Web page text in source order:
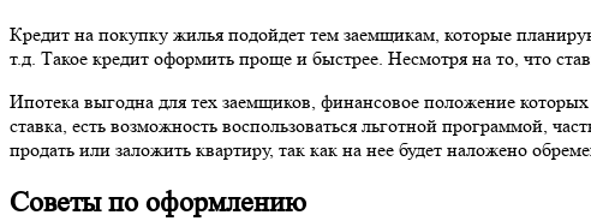
Кредит на покупку жилья подойдет тем заемщикам, которые
т.д. Такое кредит оформить проще и быстрее. Несмотря на то, что
Ипотека выгодна для тех заемщиков, финансовое положение
ставка, есть возможность воспользоваться льготной программой,
продать или заложить квартиру, так как на нее будет наложено
Советы по оформлению